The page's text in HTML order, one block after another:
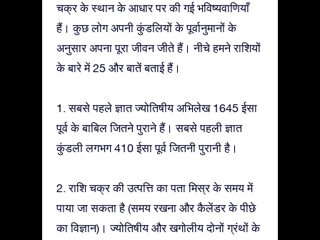
चक्र के स्थान के आधार पर की गई भविष्यवाणियाँ
हैं। कुछ लोग अपनी कुंडलियों के पूर्वानुमानों के
अनुसार अपना पूरा जीवन जीते हैं। नीचे हमने राशियों
के बारे में 25 और बातें बताई हैं।
1. सबसे पहले ज्ञात ज्योतिषीय अभिलेख 1645 ईसा
पूर्व के बाबिल जितने पुराने हैं। सबसे पहली ज्ञात
कुंडली लगभग 410 ईसा पूर्व जितनी पुरानी है।
2. राशि चक्र की उत्पत्ति का पता मिस्र के समय में
पाया जा सकता है (समय रखना और कैलेंडर के पीछे
का विज्ञान)। ज्योतिषीय और खगोलीय दोनों ग्रंथों के